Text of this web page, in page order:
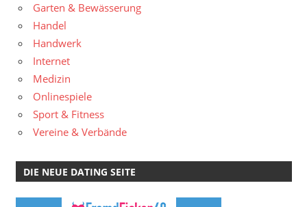
Garten & Bewässerung
Handel
Handwerk
Internet
Medizin
Onlinespiele
Sport & Fitness
Vereine & Verbände
DIE NEUE DATING SEITE